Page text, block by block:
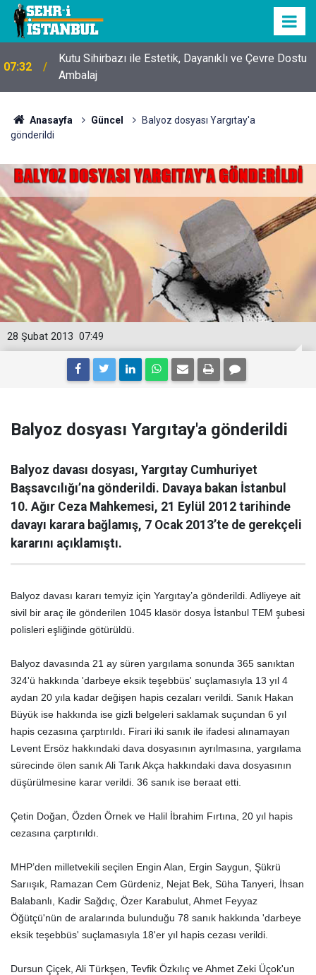
07:32
Kutu Sihirbazı ile Estetik, Dayanıklı ve Çevre Dostu
Ambalaj
Anasayfa Güncel
Balyoz dosyası Yargıtay'a
gönderildi
07:49
28 Şubat 2013
Balyoz dosyası Yargıtay'a gönderildi
Balyoz davası dosyası, Yargıtay Cumhuriyet
Başsavcılığı’na gönderildi. Davaya bakan İstanbul
10. Ağır Ceza Mahkemesi, 21 Eylül 2012 tarihinde
davayı karara bağlamış, 7 Ocak 2013’te de gerekçeli
kararını açıklamıştı.
Balyoz davası kararı temyiz için Yargıtay’a gönderildi. Adliyeye ait
sivil bir araç ile gönderilen 1045 klasör dosya İstanbul TEM şubesi
polisleri eşliğinde götürüldü.
Balyoz davasında 21 ay süren yargılama sonunda 365 sanıktan
324'ü hakkında 'darbeye eksik teşebbüs' suçlamasıyla 13 yıl 4
aydan 20 yıla kadar değişen hapis cezaları verildi. Sanık Hakan
Büyük ise hakkında ise gizli belgeleri saklamak suçundan 6 yıl
hapis cezasına çarptırıldı. Firari iki sanık ile ifadesi alınamayan
Levent Ersöz hakkındaki dava dosyasının ayrılmasına, yargılama
sürecinde ölen sanık Ali Tarık Akça hakkındaki dava dosyasının
düşürülmesine karar verildi. 36 sanık ise beraat etti.
Çetin Doğan, Özden Örnek ve Halil İbrahim Fırtına, 20 yıl hapis
cezasına çarptırıldı.
MHP’den milletvekili seçilen Engin Alan, Ergin Saygun, Şükrü
Sarıışık, Ramazan Cem Gürdeniz, Nejat Bek, Süha Tanyeri, İhsan
Balabanlı, Kadir Sağdıç, Özer Karabulut, Ahmet Feyyaz
Öğütçü'nün de aralarında bulunduğu 78 sanık hakkında 'darbeye
eksik teşebbüs' suçlamasıyla 18'er yıl hapis cezası verildi.
Dursun Çiçek, Ali Türkşen, Tevfik Özkılıç ve Ahmet Zeki Üçok'un